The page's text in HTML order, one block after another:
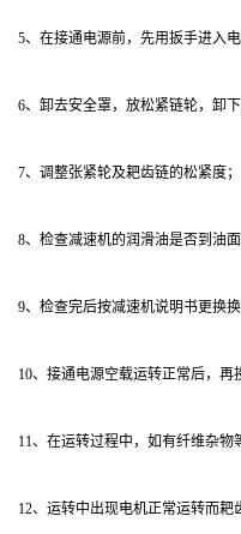
5、在接通电源前，先用扳手进入
6、卸去安全罩，放松紧链轮，卸
7、调整张紧轮及耙齿链的松紧度；
8、检查减速机的润滑油是否到油
9、检查完后按减速机说明书更换
10、接通电源空载运转正常后，再
11、在运转过程中，如有纤维杂物
12、运转中出现电机正常运转而耙